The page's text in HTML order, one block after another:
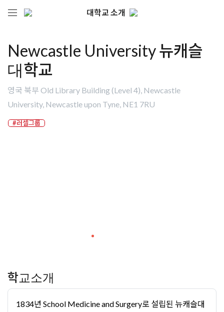
대학교 소개
Newcastle University 뉴캐슬
대학교
영국 북부 Old Library Building (Level 4), Newcastle
University, Newcastle upon Tyne, NE1 7RU
#러셀그룹
학교소개
1834년 School Medicine and Surgery로 설립된 뉴캐슬대